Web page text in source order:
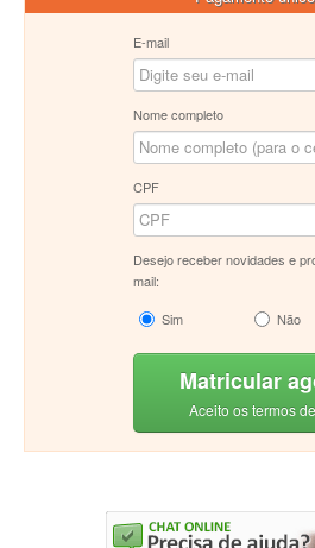
E-mail
Nome completo
CPF
Desejo receber novidades e
mail:
Sim
Não
Matricular
Aceito os termos